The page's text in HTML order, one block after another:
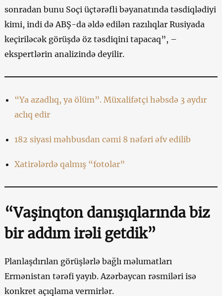
sonradan bunu Soçi üçtərəfli bəyanatında təsdiqlədiyi
kimi, indi də ABŞ-da əldə edilən razılıqlar Rusiyada
keçiriləcək görüşdə öz təsdiqini tapacaq”, –
ekspertlərin analizində deyilir.
“Ya azadlıq, ya ölüm”. Müxalifətçi həbsdə 3 aydır
aclıq edir
182 siyasi məhbusdan cəmi 8 nəfəri əfv edilib
Xatirələrdə qalmış “fotolar”
“Vaşinqton danışıqlarında biz
bir addım irəli getdik”
Planlaşdırılan görüşlərlə bağlı məlumatları
Ermənistan tərəfi yayıb. Azərbaycan rəsmiləri isə
konkret açıqlama vermirlər.